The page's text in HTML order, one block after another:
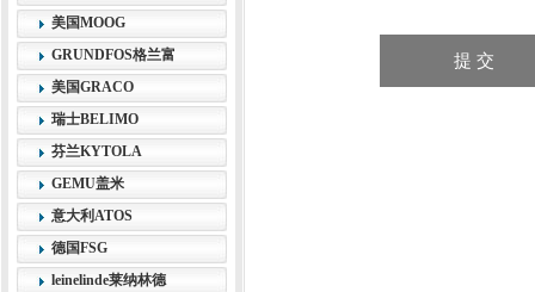
美国MOOG
GRUNDFOS格兰富
美国GRACO
瑞士BELIMO
芬兰KYTOLA
GEMU盖米
意大利ATOS
德国FSG
leinelinde莱纳林德